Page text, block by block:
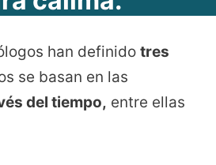
han definido tres
se basan en las
del tiempo, entre ellas